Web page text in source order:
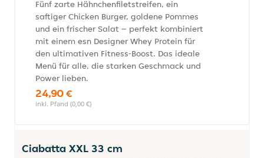
Fünf zarte Hähnchenfiletstreifen, ein
saftiger Chicken Burger, goldene Pommes
und ein frischer Salat – perfekt kombiniert
mit einem esn Designer Whey Protein für
den ultimativen Fitness-Boost. Das ideale
Menü für alle, die starken Geschmack und
Power lieben.
24,90 €
inkl. Pfand (0,00 €)
Ciabatta XXL 33 cm